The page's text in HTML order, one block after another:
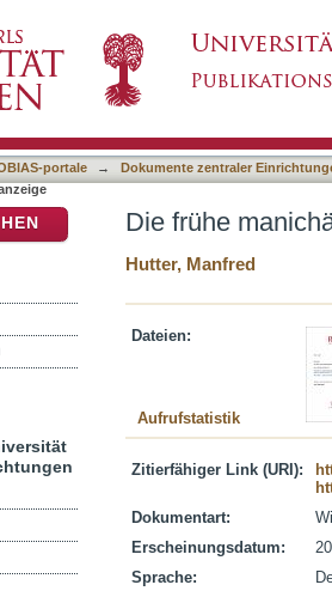
portale →
Dokumente zentraler
Die frühe
Hutter, Manfred
Dateien:
Aufrufstatistik
Zitierfähiger Link (URI):
Dokumentart:
Erscheinungsdatum:
Sprache: